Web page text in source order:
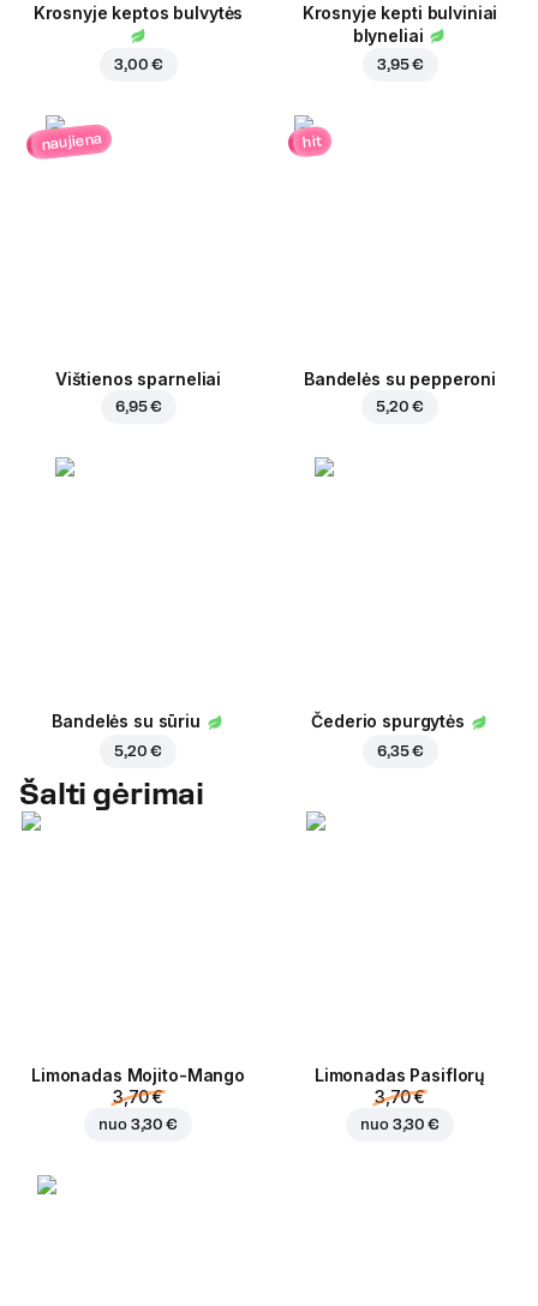
Krosnyje keptos bulvytės
3,00 €
Krosnyje kepti bulviniai
blyneliai
3,95 €
naujiena
Vištienos sparneliai
6,95 €
hit
Bandelės su pepperoni
5,20 €
Bandelės su sūriu
5,20 €
Čederio spurgytės
6,35 €
Šalti gėrimai
Limonadas Mojito-Mango
3,70 €
nuo 3,30 €
Limonadas Pasiflorų
3,70 €
nuo 3,30 €